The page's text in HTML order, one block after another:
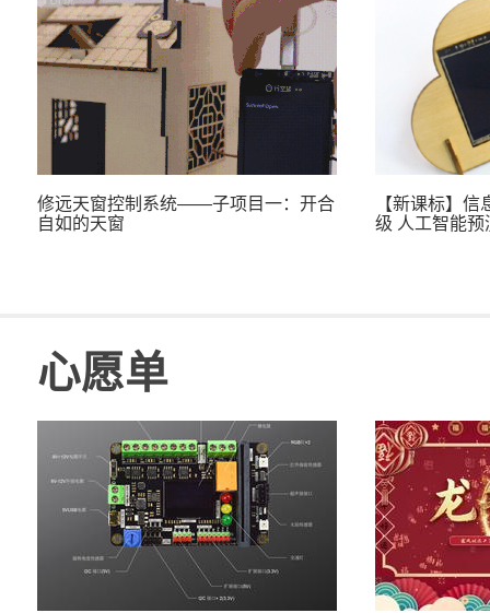
修远天窗控制系统——子项目一：开合
自如的天窗
【新课标】
级 人工智能预
「BXY」掌控板 高中信息技术教程—
智能晾衣架
「BXY」
智能晾衣架
心愿单